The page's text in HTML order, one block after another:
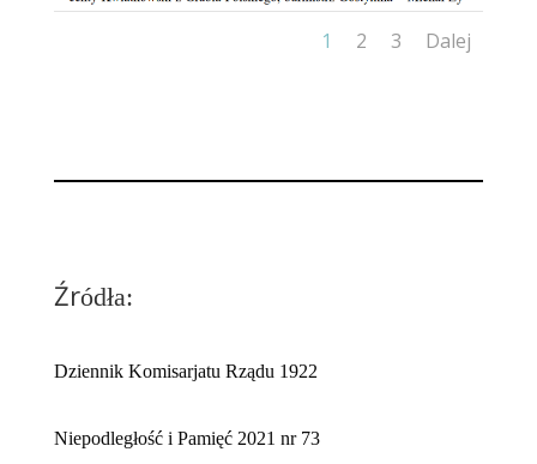
1 2 3 Dalej
Źródła:
Dziennik Komisarjatu Rządu 1922
Niepodległość i Pamięć 2021 nr 73